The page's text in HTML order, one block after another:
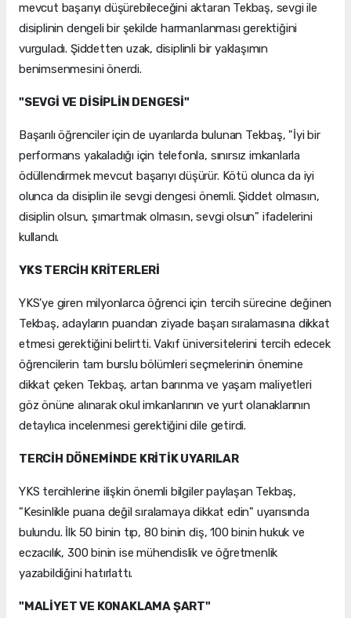
mevcut başarıyı düşürebileceğini aktaran Tekbaş, sevgi ile
disiplinin dengeli bir şekilde harmanlanması gerektiğini
vurguladı. Şiddetten uzak, disiplinli bir yaklaşımın
benimsenmesini önerdi.
"SEVGİ VE DİSİPLİN DENGESİ"
Başarılı öğrenciler için de uyarılarda bulunan Tekbaş, "İyi bir
performans yakaladığı için telefonla, sınırsız imkanlarla
ödüllendirmek mevcut başarıyı düşürür. Kötü olunca da iyi
olunca da disiplin ile sevgi dengesi önemli. Şiddet olmasın,
disiplin olsun, şımartmak olmasın, sevgi olsun" ifadelerini
kullandı.
YKS TERCİH KRİTERLERİ
YKS'ye giren milyonlarca öğrenci için tercih sürecine değinen
Tekbaş, adayların puandan ziyade başarı sıralamasına dikkat
etmesi gerektiğini belirtti. Vakıf üniversitelerini tercih edecek
öğrencilerin tam burslu bölümleri seçmelerinin önemine
dikkat çeken Tekbaş, artan barınma ve yaşam maliyetleri
göz önüne alınarak okul imkanlarının ve yurt olanaklarının
detaylıca incelenmesi gerektiğini dile getirdi.
TERCİH DÖNEMİNDE KRİTİK UYARILAR
YKS tercihlerine ilişkin önemli bilgiler paylaşan Tekbaş,
"Kesinlikle puana değil sıralamaya dikkat edin" uyarısında
bulundu. İlk 50 binin tıp, 80 binin diş, 100 binin hukuk ve
eczacılık, 300 binin ise mühendislik ve öğretmenlik
yazabildiğini hatırlattı.
"MALİYET VE KONAKLAMA ŞART"